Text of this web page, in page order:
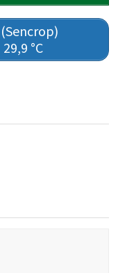
29,9 °C